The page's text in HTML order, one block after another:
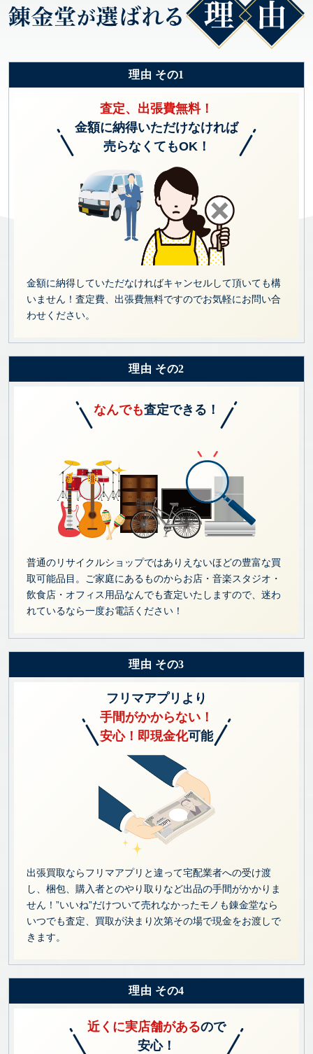
理由 その1
査定、出張費無料！
金額に納得いただけなければ
売らなくてもOK！
金額に納得していただなければキャンセルして頂いても構
いません！査定費、出張費無料ですのでお気軽にお問い合
わせください。
理由 その2
なんでも査定できる！
普通のリサイクルショップではありえないほどの豊富な買
取可能品目。ご家庭にあるものからお店・音楽スタジオ・
飲食店・オフィス用品なんでも査定いたしますので、迷わ
れているなら一度お電話ください！
理由 その3
フリマアプリより
手間がかからない！
安心！即現金化可能
出張買取ならフリマアプリと違って宅配業者への受け渡
し、梱包、購入者とのやり取りなど出品の手間がかかりま
せん！”いいね”だけついて売れなかったモノも錬金堂なら
いつでも査定、買取が決まり次第その場で現金をお渡しで
きます。
理由 その4
近くに実店舗があるので
安心！